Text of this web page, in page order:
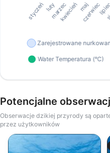
Potencjalne
Obserwacje dzikiej przyrody są
przez użytkowników